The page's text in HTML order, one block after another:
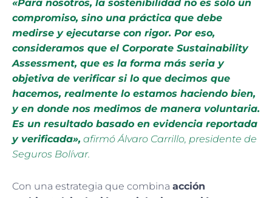
«Para nosotros, la sostenibilidad no es solo un
compromiso, sino una práctica que debe
medirse y ejecutarse con rigor. Por eso,
consideramos que el Corporate Sustainability
Assessment, que es la forma más seria y
objetiva de verificar si lo que decimos que
hacemos, realmente lo estamos haciendo bien,
y en donde nos medimos de manera voluntaria.
Es un resultado basado en evidencia reportada
y verificada», afirmó Álvaro Carrillo, presidente de
Seguros Bolívar.
Con una estrategia que combina acción